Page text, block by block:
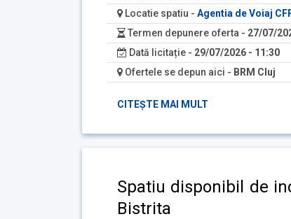
Locatie spatiu - Agentia de Voiaj
Termen depunere oferta - 27/07/
Dată licitație - 29/07/2026 - 11:30
Ofertele se depun aici - BRM Cluj
CITEȘTE MAI MULT
Spatiu disponibil de
Bistrita